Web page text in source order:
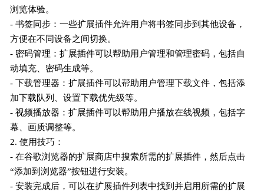
浏览体验。
- 书签同步：一些扩展插件允许用户将书签同步到其他设备，
方便在不同设备之间切换。
- 密码管理：扩展插件可以帮助用户管理和管理密码，包括自
动填充、密码生成等。
- 下载管理器：扩展插件可以帮助用户管理下载文件，包括添
加下载队列、设置下载优先级等。
- 视频播放器：扩展插件可以帮助用户播放在线视频，包括字
幕、画质调整等。
2. 使用技巧：
- 在谷歌浏览器的扩展商店中搜索所需的扩展插件，然后点击
“添加到浏览器”按钮进行安装。
- 安装完成后，可以在扩展插件列表中找到并启用所需的扩展